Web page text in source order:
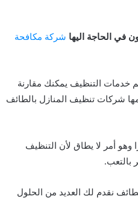
تكون في الحاجة اليها شركة مكافحة
خدمات التنظيف يمكنك مقارنة
شركات تنظيف المنازل بالطائف
وهو أمر لا يطاق لأن التنظيف
بالتعب.
نقدم لك العديد من الحلول